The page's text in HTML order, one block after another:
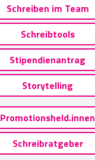
Schreiben im Team
Schreibtools
Stipendienantrag
Storytelling
Promotionsheld.innen
Schreibratgeber